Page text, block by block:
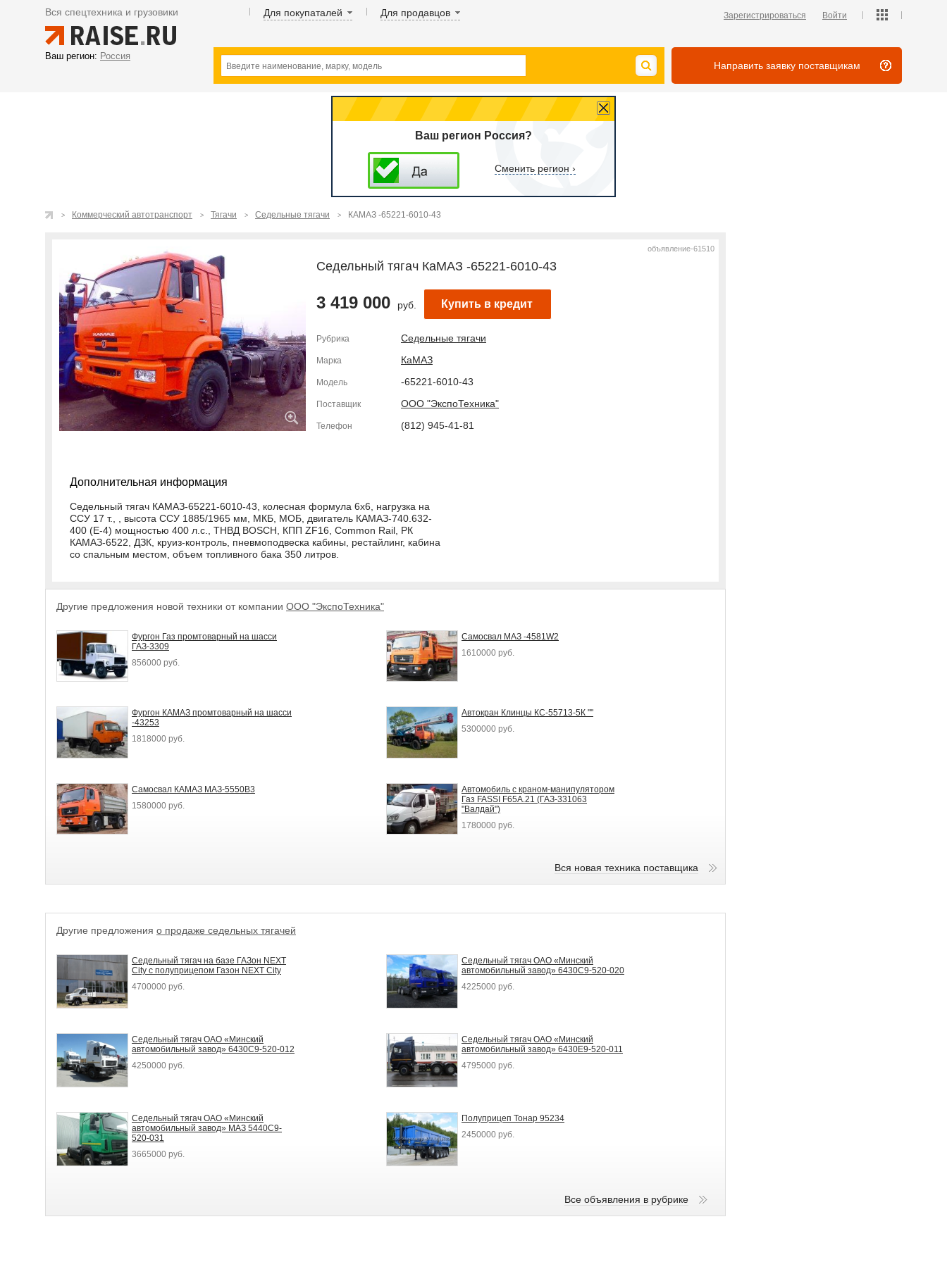
Вся спецтехника и грузовики Для покупаталей Для продавцов Зарегистрироваться Войти
Ваш регион: Россия
Направить заявку поставщикам
Ваш регион Россия?
Сменить регион ›
Коммерческий автотранспорт Тягачи Седельные тягачи КАМАЗ -65221-6010-43
Седельный тягач КаМАЗ -65221-6010-43
3 419 000 руб. Купить в кредит
Рубрика Седельные тягачи
Марка КаМАЗ
Модель -65221-6010-43
Поставщик ООО "ЭкспоТехника"
Телефон (812) 945-41-81
Дополнительная информация
Седельный тягач КАМАЗ-65221-6010-43, колесная формула 6х6, нагрузка на
ССУ 17 т., , высота ССУ 1885/1965 мм, МКБ, МОБ, двигатель КАМАЗ-740.632-
400 (E-4) мощностью 400 л.с., ТНВД BOSCH, КПП ZF16, Common Rail, РК
КАМАЗ-6522, ДЗК, круиз-контроль, пневмоподвеска кабины, рестайлинг, кабина
со спальным местом, объем топливного бака 350 литров.
объявление-61510
Другие предложения новой техники от компании ООО "ЭкспоТехника"
Фургон Газ промтоварный на шасси
ГАЗ-3309
856000 руб.
Самосвал МАЗ -4581W2
1610000 руб.
Фургон КАМАЗ промтоварный на шасси
-43253
1818000 руб.
Автокран Клинцы КС-55713-5К ""
5300000 руб.
Самосвал КАМАЗ МАЗ-5550B3
1580000 руб.
Автомобиль с краном-манипулятором
Газ FASSI F65A.21 (ГАЗ-331063
"Валдай")
1780000 руб.
Вся новая техника поставщика
Другие предложения о продаже седельных тягачей
Седельный тягач на базе ГАЗон NEXT
City с полуприцепом Газон NEXT City
4700000 руб.
Седельный тягач ОАО «Минский
автомобильный завод» 6430С9-520-020
4225000 руб.
Седельный тягач ОАО «Минский
автомобильный завод» 6430С9-520-012
4250000 руб.
Седельный тягач ОАО «Минский
автомобильный завод» 6430Е9-520-011
4795000 руб.
Седельный тягач ОАО «Минский
автомобильный завод» МАЗ 5440С9-
520-031
3665000 руб.
Полуприцеп Тонар 95234
2450000 руб.
Все объявления в рубрике